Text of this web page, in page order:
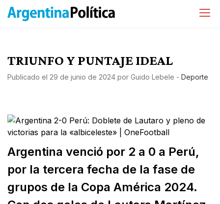
TRIUNFO Y PUNTAJE IDEAL
Publicado el 29 de junio de 2024 por Guido Lebele - Deporte
Argentina venció por 2 a 0 a Perú,
por la tercera fecha de la fase de
grupos de la Copa América 2024.